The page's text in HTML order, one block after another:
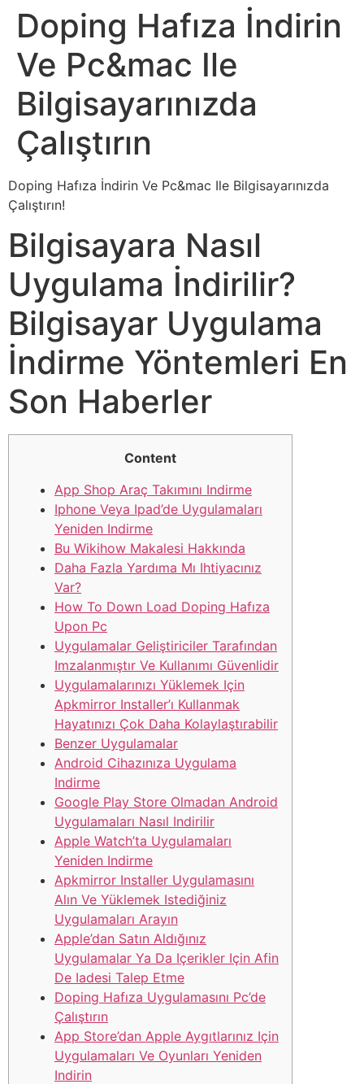
Doping Hafıza İndirin
Ve Pc&mac Ile
Bilgisayarınızda
Çalıştırın
Doping Hafıza İndirin Ve Pc&mac Ile Bilgisayarınızda
Çalıştırın!
Bilgisayara Nasıl
Uygulama İndirilir?
Bilgisayar Uygulama
İndirme Yöntemleri En
Son Haberler
Content
App Shop Araç Takımını Indirme
Iphone Veya Ipad’de Uygulamaları
Yeniden Indirme
Bu Wikihow Makalesi Hakkında
Daha Fazla Yardıma Mı Ihtiyacınız
Var?
How To Down Load Doping Hafıza
Upon Pc
Uygulamalar Geliştiriciler Tarafından
Imzalanmıştır Ve Kullanımı Güvenlidir
Uygulamalarınızı Yüklemek Için
Apkmirror Installer’ı Kullanmak
Hayatınızı Çok Daha Kolaylaştırabilir
Benzer Uygulamalar
Android Cihazınıza Uygulama
Indirme
Google Play Store Olmadan Android
Uygulamaları Nasıl Indirilir
Apple Watch’ta Uygulamaları
Yeniden Indirme
Apkmirror Installer Uygulamasını
Alın Ve Yüklemek Istediğiniz
Uygulamaları Arayın
Apple’dan Satın Aldığınız
Uygulamalar Ya Da Içerikler Için Afin
De Iadesi Talep Etme
Doping Hafıza Uygulamasını Pc’de
Çalıştırın
App Store’dan Apple Aygıtlarınız Için
Uygulamaları Ve Oyunları Yeniden
Indirin